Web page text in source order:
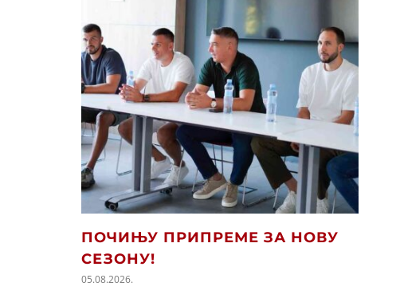
ПОЧИЊУ ПРИПРЕМЕ ЗА НОВУ
СЕЗОНУ!
05.08.2026.